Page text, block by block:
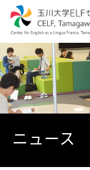
ニュース